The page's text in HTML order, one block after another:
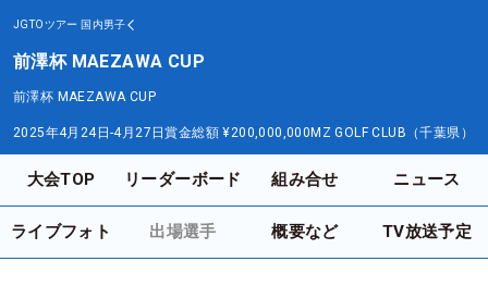
JGTOツアー 国内男子
前澤杯 MAEZAWA CUP
前澤杯 MAEZAWA CUP
2025年4月24日-4月27日賞金総額 ¥200,000,000 MZ GOLF CLUB（千葉県）
大会TOP リーダーボード 組み合せ ニュース
ライブフォト 出場選手 概要など TV放送予定